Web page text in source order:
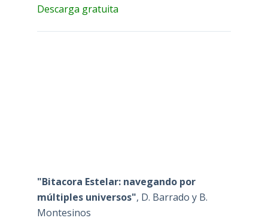
Descarga gratuita
"Bitacora Estelar: navegando por
múltiples universos", D. Barrado y B.
Montesinos